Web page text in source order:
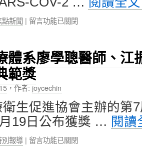
臟
患
者
平
安
返
家
過
中
中
新聞 | 在
大
師
論
壇
北
醫
大
轟
動
登
留言功能已關閉
體系廖學聰醫師、江
範獎
，作者: joycechin
衛生促進協會主辦的第
19日公布獲獎 … 閱
報導 | 在
留言功能已關閉